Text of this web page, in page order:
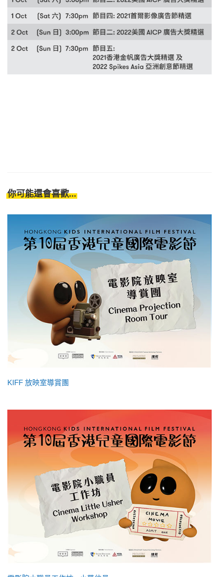
你可能還會喜歡...
KIFF 放映室導賞團